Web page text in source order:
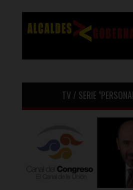
TV / SERIE